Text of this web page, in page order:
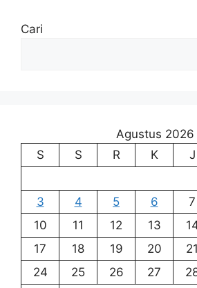
Cari
Agustus 2026
S
S R K J
3
4 5 6 7
10
11 12 13
17
18 19 20 21
24
25 26 27